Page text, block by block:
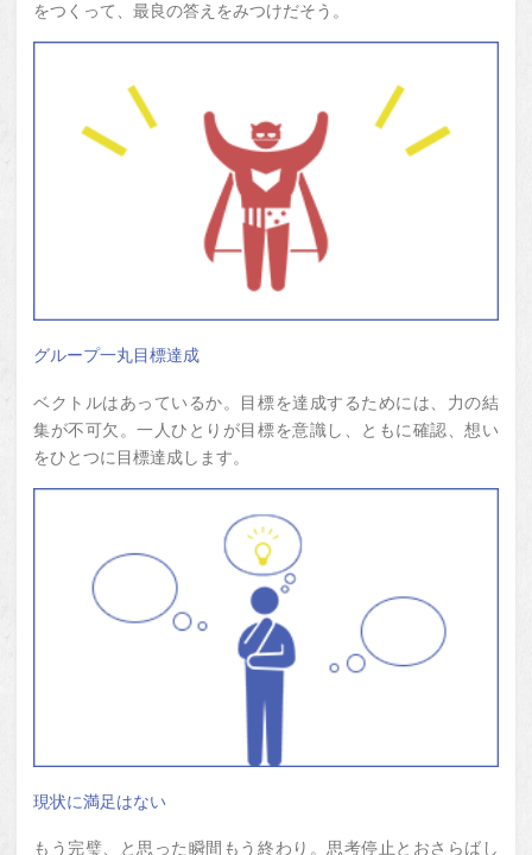
をつくって、最良の答えをみつけだそう。
グループ一丸目標達成
ベクトルはあっているか。目標を達成するためには、力の結
集が不可欠。一人ひとりが目標を意識し、ともに確認、想い
をひとつに目標達成します。
現状に満足はない
もう完璧、と思った瞬間もう終わり。思考停止とおさらばし